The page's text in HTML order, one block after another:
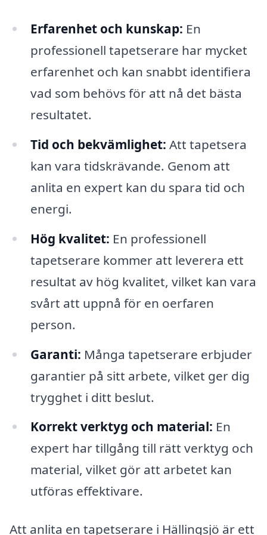
Erfarenhet och kunskap: En
professionell tapetserare har mycket
erfarenhet och kan snabbt identifiera
vad som behövs för att nå det bästa
resultatet.
Tid och bekvämlighet: Att tapetsera
kan vara tidskrävande. Genom att
anlita en expert kan du spara tid och
energi.
Hög kvalitet: En professionell
tapetserare kommer att leverera ett
resultat av hög kvalitet, vilket kan vara
svårt att uppnå för en oerfaren
person.
Garanti: Många tapetserare erbjuder
garantier på sitt arbete, vilket ger dig
trygghet i ditt beslut.
Korrekt verktyg och material: En
expert har tillgång till rätt verktyg och
material, vilket gör att arbetet kan
utföras effektivare.
Att anlita en tapetserare i Hällingsjö är ett